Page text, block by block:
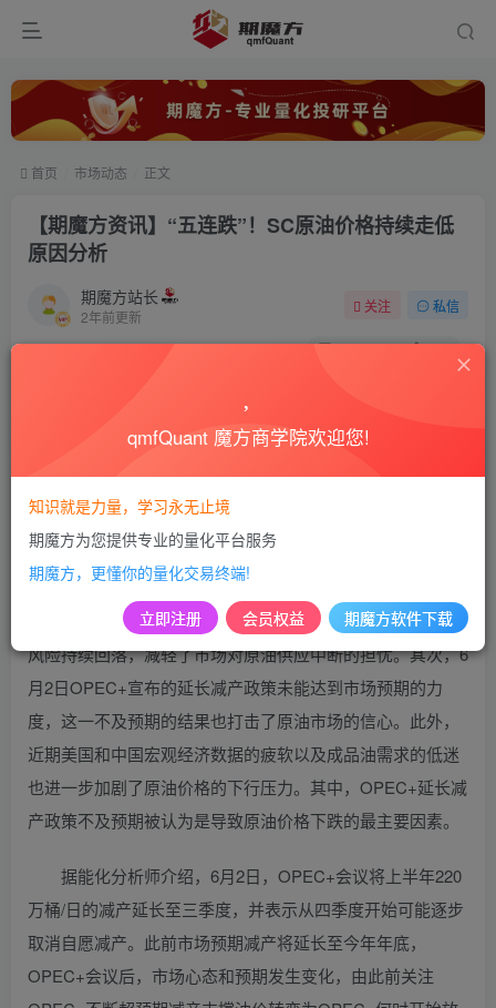
首页 市场动态 正文
【期魔方资讯】“五连跌”！SC原油价格持续走低
原因分析
期魔方站长
2年前更新
关注 私信
0 3748 693
566.5元/桶，创下自今年2月以来的新低，当日收盘时跌幅达
到1.88%，形成了连续五个交易日的下跌态势。
关于近期原油价格持续下跌的原因，能化分析师指出，这主
要归因于多个因素的叠加影响。首先，中东地区的地缘政治
风险持续回落，减轻了市场对原油供应中断的担忧。其次，6
月2日OPEC+宣布的延长减产政策未能达到市场预期的力
度，这一不及预期的结果也打击了原油市场的信心。此外，
近期美国和中国宏观经济数据的疲软以及成品油需求的低迷
也进一步加剧了原油价格的下行压力。其中，OPEC+延长减
产政策不及预期被认为是导致原油价格下跌的最主要因素。
据能化分析师介绍，6月2日，OPEC+会议将上半年220
万桶/日的减产延长至三季度，并表示从四季度开始可能逐步
取消自愿减产。此前市场预期减产将延长至今年年底，
OPEC+会议后，市场心态和预期发生变化，由此前关注
qmfQuant 魔方商学院欢迎您!
知识就是力量，学习永无止境
期魔方为您提供专业的量化平台服务
期魔方，更懂你的量化交易终端!
立即注册 会员权益 期魔方软件下载